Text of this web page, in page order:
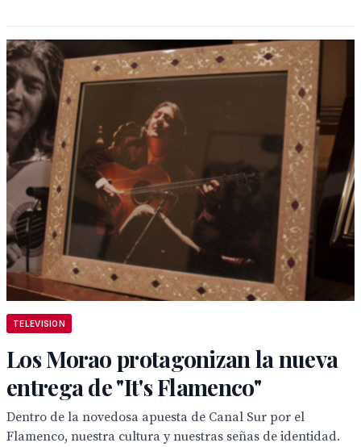
TELEVISION
Los Morao protagonizan la nueva
entrega de "It's Flamenco"
Dentro de la novedosa apuesta de Canal Sur por el
Flamenco, nuestra cultura y nuestras señas de identidad.